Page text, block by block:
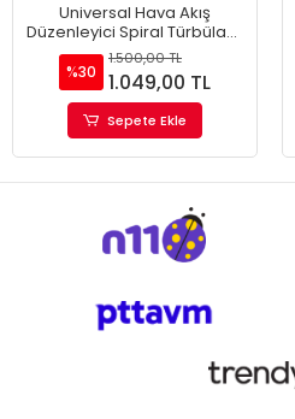
Universal Hava Akış
Düzenleyici Spiral Türbülans
Aparatı
%30
1.500,00 TL
1.049,00 TL
Sepete Ekle